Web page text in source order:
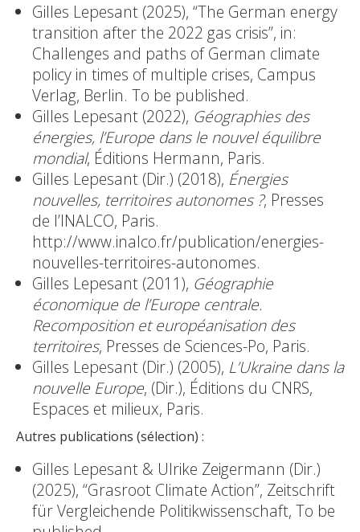
Gilles Lepesant (2025), “The German energy
transition after the 2022 gas crisis”, in:
Challenges and paths of German climate
policy in times of multiple crises, Campus
Verlag, Berlin. To be published.
Gilles Lepesant (2022), Géographies des
énergies, l’Europe dans le nouvel équilibre
mondial, Éditions Hermann, Paris.
Gilles Lepesant (Dir.) (2018), Énergies
nouvelles, territoires autonomes ?, Presses
de l’INALCO, Paris.
http://www.inalco.fr/publication/energies-
nouvelles-territoires-autonomes.
Gilles Lepesant (2011), Géographie
économique de l’Europe centrale.
Recomposition et européanisation des
territoires, Presses de Sciences-Po, Paris.
Gilles Lepesant (Dir.) (2005), L’Ukraine dans la
nouvelle Europe, (Dir.), Éditions du CNRS,
Espaces et milieux, Paris.
Autres publications (sélection) :
Gilles Lepesant & Ulrike Zeigermann (Dir.)
(2025), “Grasroot Climate Action”, Zeitschrift
für Vergleichende Politikwissenschaft, To be